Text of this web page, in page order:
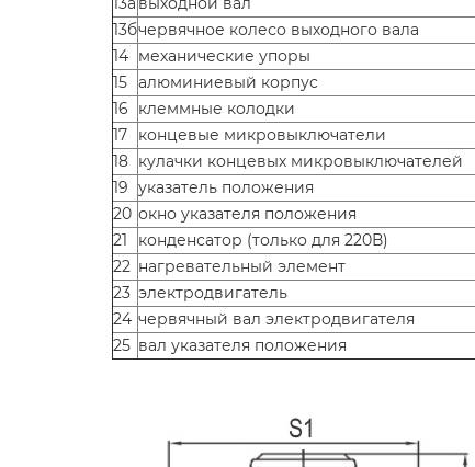
13бчервячное колесо выходного вала
14 механические упоры
15 алюминиевый корпус
16
клеммные колодки
17
концевые микровыключатели
18 кулачки концевых микровыключателей
19 указатель положения
20 окно указателя положения
21
конденсатор (только для 220В)
22 нагревательный элемент
23 электродвигатель
24 червячный вал электродвигателя
25 вал указателя положения